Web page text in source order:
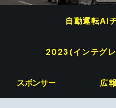
自動運転AI
2023(インテグ
スポンサー 広報